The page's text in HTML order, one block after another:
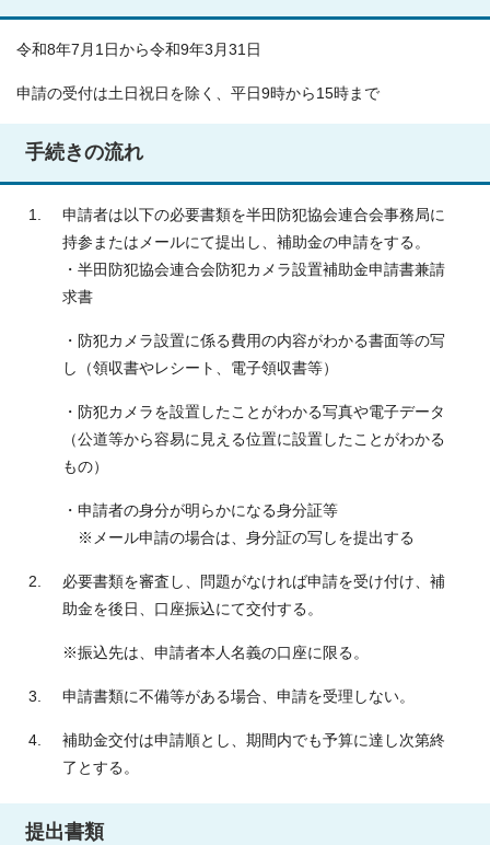
令和8年7月1日から令和9年3月31日
申請の受付は土日祝日を除く、平日9時から15時まで
手続きの流れ
申請者は以下の必要書類を半田防犯協会連合会事務局に
持参またはメールにて提出し、補助金の申請をする。
・半田防犯協会連合会防犯カメラ設置補助金申請書兼請
求書
・防犯カメラ設置に係󠄀る費用の内容がわかる書面等の写
し（領収書やレシート、電子領収書等）
・防犯カメラを設置したことがわかる写真や電子データ
（公道等から容易に見える位置に設置したことがわかる
もの）
・申請者の身分が明らかになる身分証等
※メール申請の場合は、身分証の写しを提出する
必要書類を審査し、問題がなければ申請を受け付け、補
助金を後日、口座振込にて交付する。
※振込先は、申請者本人名義の口座に限る。
申請書類に不備等がある場合、申請を受理しない。
補助金交付は申請順とし、期間内でも予算に達し次第終
了とする。
提出書類